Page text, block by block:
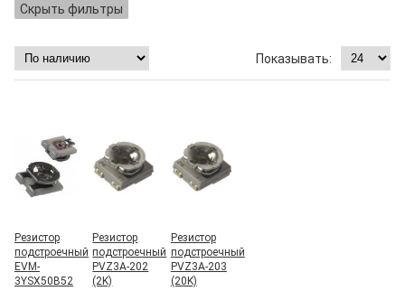
Скрыть фильтры
Резистор
подстроечный
EVM-
3YSX50B52
Резистор
подстроечный
PVZ3A-202
(2K)
Резистор
подстроечный
PVZ3A-203
(20K)